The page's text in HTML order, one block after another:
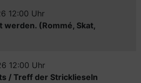
12:00 Uhr
werden. (Rommé, Skat,
12:00 Uhr
/ Treff der Stricklieseln